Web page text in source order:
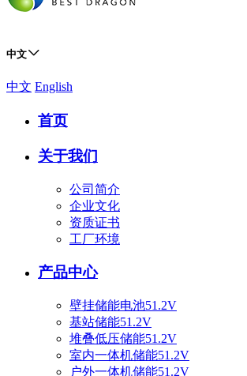
中文
中文 English
首页
关于我们
公司简介
企业文化
资质证书
工厂环境
产品中心
壁挂储能电池51.2V
基站储能51.2V
堆叠低压储能51.2V
室内一体机储能51.2V
户外一体机储能51.2V